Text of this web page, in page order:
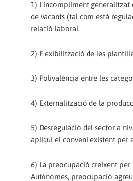
1) L'incompliment generalitzat
de vacants (tal com està
relació laboral.
2) Flexibilització de les
3) Polivalència entre les
4) Externalització de la
5) Desregulació del sector a
apliqui el conveni existent per
6) La preocupació creixent
Autònomes, preocupació